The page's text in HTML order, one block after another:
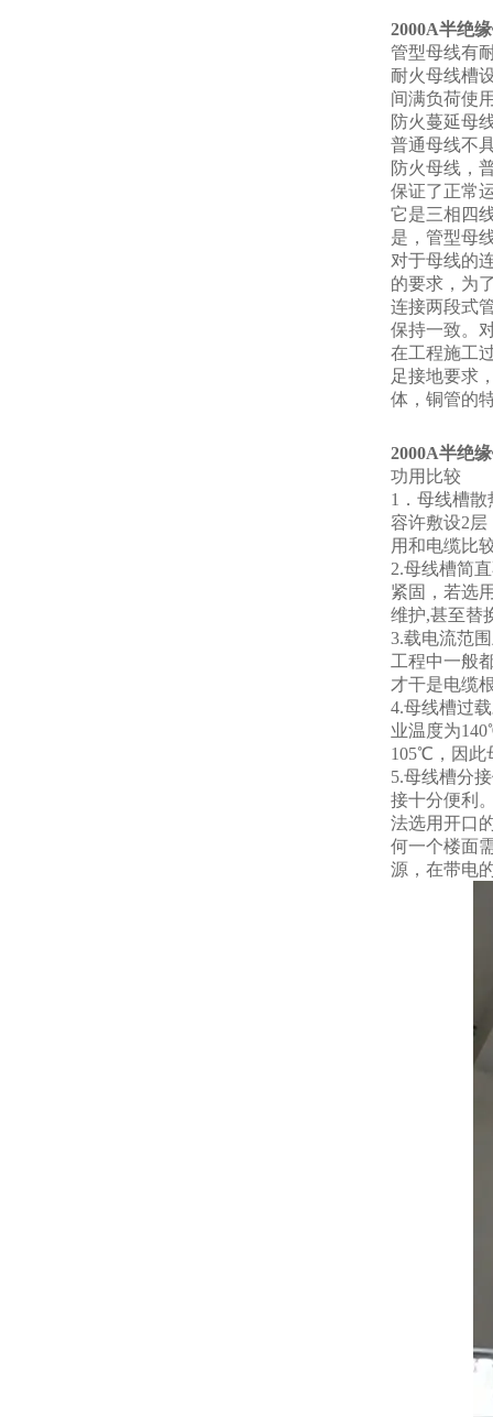
2000A半绝
管型母线有
耐火母线槽
间满负荷使
防火蔓延母
普通母线不
防火母线，
保证了正常
它是三相四
是，管型母
对于母线的
的要求，为
连接两段式
保持一致。
在工程施工
足接地要求
体，铜管的
2000A半绝
功用比较
1．母线槽
容许敷设2
用和电缆比
2.母线槽简
紧固，若选
维护,甚至替
3.载电流范
工程中一般
才干是电缆
4.母线槽过
业温度为
105℃，因此
5.母线槽分
接十分便利
法选用开口
何一个楼面
源，在带电